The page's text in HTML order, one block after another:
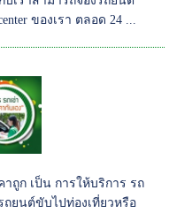
ของเรา ตลอด 24 ...
าถูก เป็น การให้บริการ รถ
ถยนต์ขับไปท่องเที่ยวหรือ